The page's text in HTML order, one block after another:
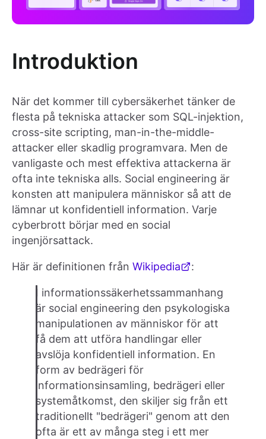
Introduktion
När det kommer till cybersäkerhet tänker de
flesta på tekniska attacker som SQL-injektion,
cross-site scripting, man-in-the-middle-
attacker eller skadlig programvara. Men de
vanligaste och mest effektiva attackerna är
ofta inte tekniska alls. Social engineering är
konsten att manipulera människor så att de
lämnar ut konfidentiell information. Varje
cyberbrott börjar med en social
ingenjörsattack.
Här är definitionen från Wikipedia :
I informationssäkerhetssammanhang
är social engineering den psykologiska
manipulationen av människor för att
få dem att utföra handlingar eller
avslöja konfidentiell information. En
form av bedrägeri för
informationsinsamling, bedrägeri eller
systemåtkomst, den skiljer sig från ett
traditionellt "bedrägeri" genom att den
ofta är ett av många steg i ett mer